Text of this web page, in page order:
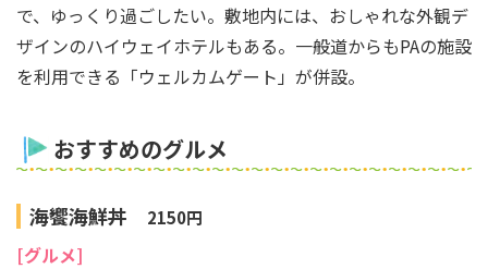
で、ゆっくり過ごしたい。敷地内には、おしゃれな外観デ
ザインのハイウェイホテルもある。一般道からもPAの施設
を利用できる「ウェルカムゲート」が併設。
おすすめのグルメ
海饗海鮮丼 2150円
[グルメ]